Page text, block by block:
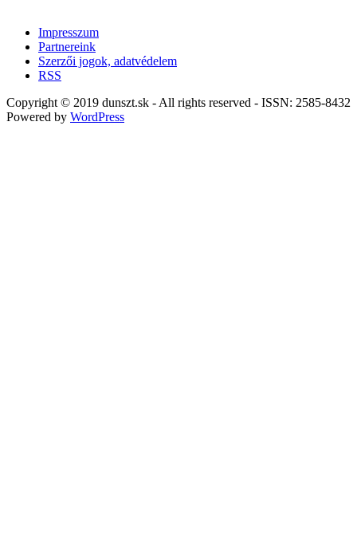
Impresszum
Partnereink
Szerzői jogok, adatvédelem
RSS
Copyright © 2019 dunszt.sk - All rights reserved - ISSN: 2585-8432
Powered by WordPress